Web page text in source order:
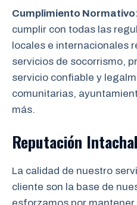
Cumplimiento
cumplir con todas las
locales e internacionales
servicios de socorrismo,
servicio confiable y
comunitarias,
más.
Reputación
La calidad de nuestro
cliente son la base de